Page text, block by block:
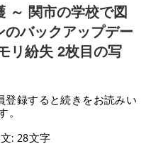
～ 関市の学校で図
バックアップデー
リ紛失 2枚目の写
登録すると続きをお読みい
。
: 28文字